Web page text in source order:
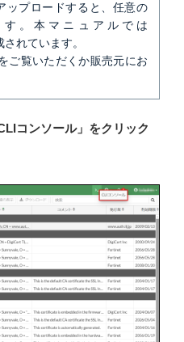
ップロードすると、任意の
。本マニュアルでは
れています。
ご覧いただくか販売元にお
コンソール」をクリック